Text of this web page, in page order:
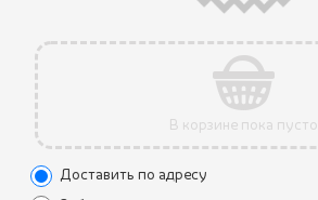
В корзине пока пусто
Доставить по адресу